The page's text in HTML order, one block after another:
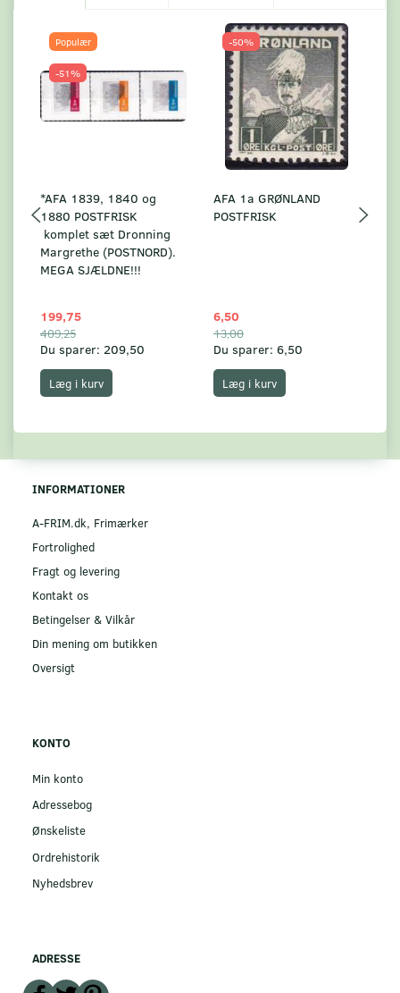
Populær
-51%
*AFA 1839, 1840 og
1880 POSTFRISK
komplet sæt Dronning
Margrethe (POSTNORD).
MEGA SJÆLDNE!!!
199,75
409,25
Du sparer: 209,50
Læg i kurv
-50%
AFA 1a GRØNLAND
POSTFRISK
6,50
13,00
Du sparer: 6,50
Læg i kurv
INFORMATIONER
A-FRIM.dk, Frimærker
Fortrolighed
Fragt og levering
Kontakt os
Betingelser & Vilkår
Din mening om butikken
Oversigt
KONTO
Min konto
Adressebog
Ønskeliste
Ordrehistorik
Nyhedsbrev
ADRESSE